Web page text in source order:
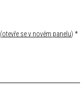
(otevře se v novém panelu) *